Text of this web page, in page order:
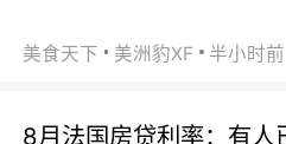
美食天下 美洲豹XF 半小时前
8月法国房贷利率：有